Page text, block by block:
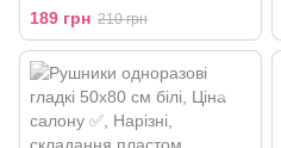
189 грн 210 грн